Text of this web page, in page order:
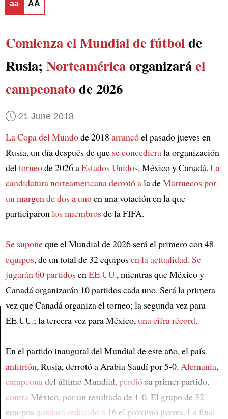
aa AA
Comienza el Mundial de fútbolde
Rusia; Norteaméricaorganizaráel
campeonatode 2026
21 June 2018
La Copa del Mundode 2018 arrancóel pasado jueves en
Rusia, un día después de que se concedierala organización
deltorneode 2026 aEstados Unidos, México y Canadá. La
candidatura norteamericanaderrotó ala deMarruecospor
un margen de dos a unoen una votación en la que
participaronlos miembrosde la FIFA.
Se suponeque el Mundial de 2026 será el primero con 48
equipos, de un total de 32 equiposen la actualidad. Se
jugarán 60 partidosenEE.UU., mientras que México y
Canadá organizarán 10 partidos cada uno. Será la primera
vez que Canadá organiza el torneo; la segunda vez para
EE.UU.; la tercera vez para México,una cifra récord.
En el partido inaugural del Mundial de este año, el país
anfitrión, Rusia, derrotó a Arabia Saudí por 5-0. Alemania,
campeonadel último Mundial,perdiósu primer partido,
contraMéxico, por un resultado de 1-0. El grupo de 32
equipos quedará reducido a 16 el próximo jueves. La final